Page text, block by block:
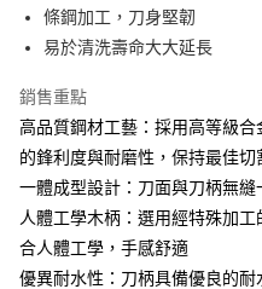
大哥付你分期
相關說明
1.本服務由台灣大哥大提供，台灣大
2.付款方式選擇「大哥付你分期」
流程，驗證手機門號後，選擇欲分
成交易。
3.實際核准額度、可分期數及費用
4.訂單成立30分鐘內，如未前往確
消。如遇「轉專審核」未通過狀況
法說明評估內容。
【繳款方式說明】
AFTEE先享後付
相關說明
【關於「AFTEE先享後付」】
AFTEE先享後付是「在收到商品之
１．簡單：不需註冊會員、不需綁
２．便利：只要手機號碼，簡訊認證
３．安心：先確認商品／服務後，再
ATM付款
運送方式
付款後全家取貨
條鋼加工，刀身堅韌
易於清洗壽命大大延長
銷售重點
高品質鋼材工藝：採用高等級
的鋒利度與耐磨性，保持最佳切
一體成型設計：刀面與刀柄無
人體工學木柄：選用經特殊加
合人體工學，手感舒適
優異耐水性：刀柄具備優良的